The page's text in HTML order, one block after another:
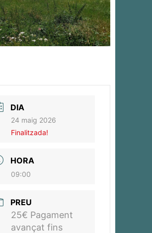
DIA
24 maig 2026
Finalitzada!
HORA
09:00
PREU
25€ Pagament
avançat fins